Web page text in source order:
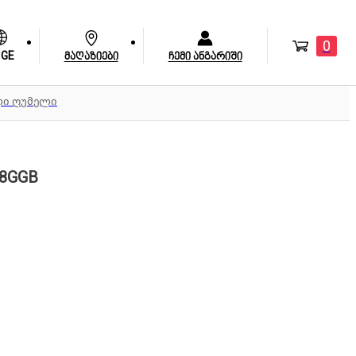
GE მაღაზიები ჩემი ანგარიში
0
ღუმელი